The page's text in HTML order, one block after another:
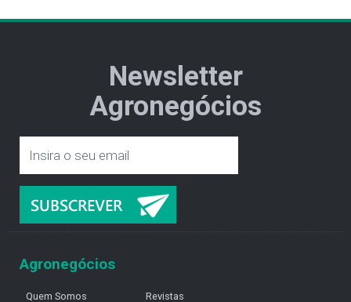
Newsletter
Agronegócios
Agronegócios
Quem Somos Revistas